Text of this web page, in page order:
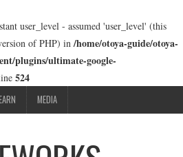
user_level - assumed 'user_level' (this
of PHP) in/home/otoya-guide/otoya-
plugins/ultimate-google-
524
MEDIA